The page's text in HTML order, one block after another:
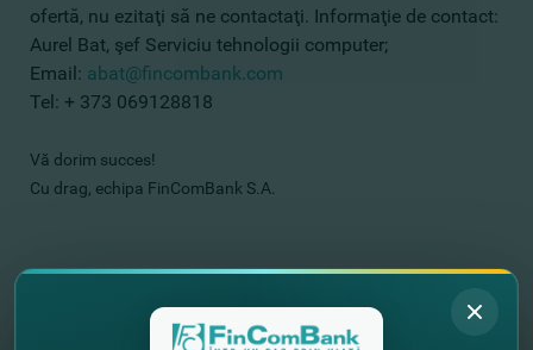
ofertă, nu ezitaţi să ne contactaţi. Informaţie de contact:
Aurel Bat, şef Serviciu tehnologii computer;
Email: abat@fincombank.com
Tel: + 373 069128818
Vă dorim succes!
Cu drag, echipa FinComBank S.A.
Другие новости